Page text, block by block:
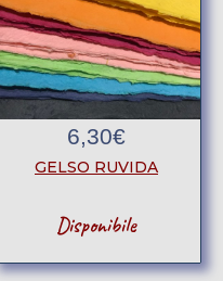
6,30€
GELSO RUVIDA
Disponibile